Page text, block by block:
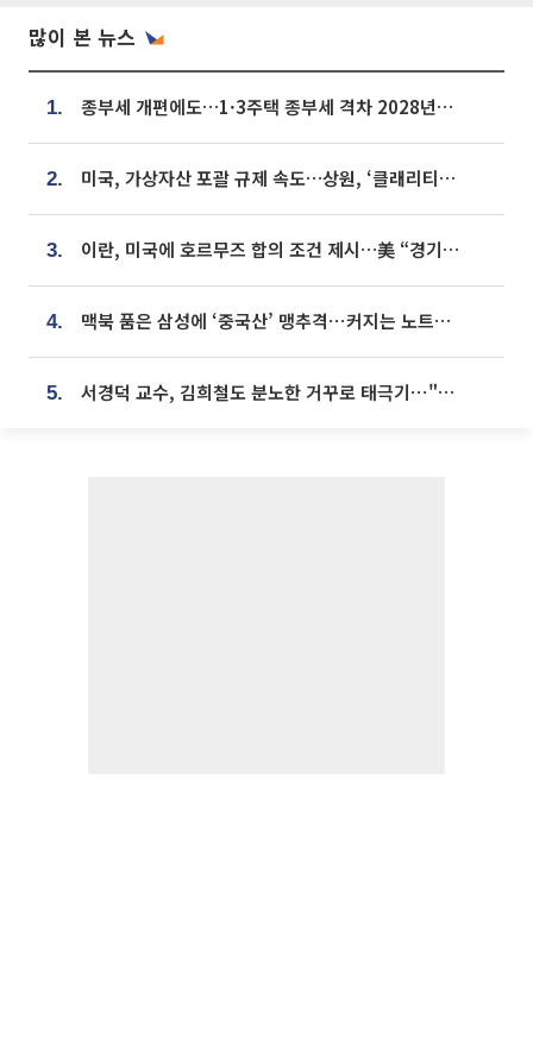
많이 본 뉴스
1. 종부세 개편에도…1·3주택 종부세 격차 2028년부터 확대
2. 미국, 가상자산 포괄 규제 속도…상원, ‘클래리티법’ 9월 절차투표 추진
3. 이란, 미국에 호르무즈 합의 조건 제시…美 “경기 아직 안 끝나” [종합]
4. 맥북 품은 삼성에 ‘중국산’ 맹추격⋯커지는 노트북 OLED 시장
5. 서경덕 교수, 김희철도 분노한 거꾸로 태극기⋯"엉터리는 아냐, 아쉬울 뿐"